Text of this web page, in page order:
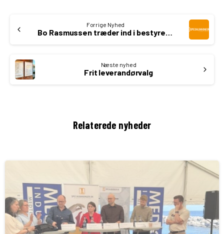
Reading
Forrige Nyhed
Næste nyhed
Frit leverandørvalg
Relaterede nyheder